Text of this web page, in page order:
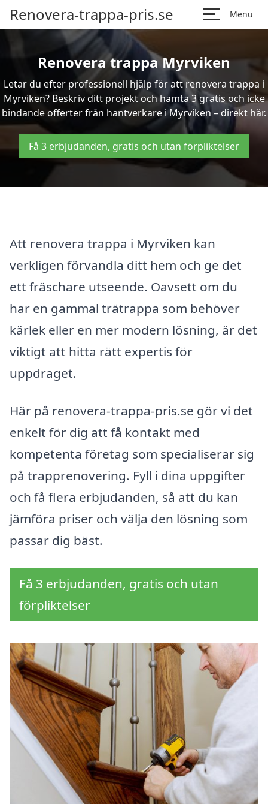
Renovera-trappa-pris.se Menu
Renovera trappa Myrviken
Letar du efter professionell hjälp för att renovera trappa i
Myrviken? Beskriv ditt projekt och hämta 3 gratis och icke
bindande offerter från hantverkare i Myrviken – direkt här.
Få 3 erbjudanden, gratis och utan förpliktelser
Att renovera trappa i Myrviken kan
verkligen förvandla ditt hem och ge det
ett fräschare utseende. Oavsett om du
har en gammal trätrappa som behöver
kärlek eller en mer modern lösning, är det
viktigt att hitta rätt expertis för
uppdraget.
Här på renovera-trappa-pris.se gör vi det
enkelt för dig att få kontakt med
kompetenta företag som specialiserar sig
på trapprenovering. Fyll i dina uppgifter
och få flera erbjudanden, så att du kan
jämföra priser och välja den lösning som
passar dig bäst.
Få 3 erbjudanden, gratis och utan
förpliktelser